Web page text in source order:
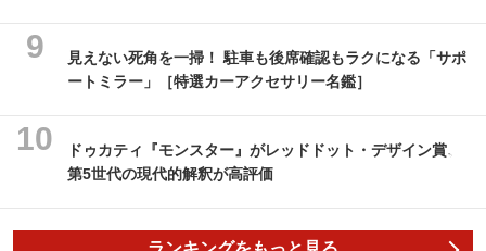
見えない死角を一掃！ 駐車も後席確認もラクになる「サポ
ートミラー」［特選カーアクセサリー名鑑］
ドゥカティ『モンスター』がレッドドット・デザイン賞、
第5世代の現代的解釈が高評価